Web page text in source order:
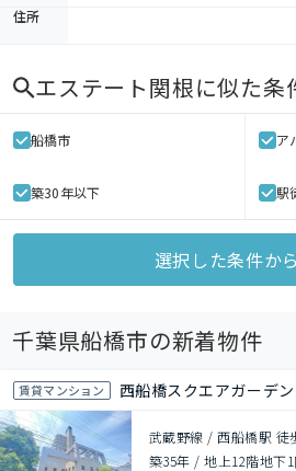
住所
エステート関根に似た条
船橋市 ア
築30年以下 駅
選択した条件か
千葉県船橋市の新着物件
賃貸マンション 西船橋スクエアガーデン
武蔵野線 / 西船橋駅 徒
築35年 /地上12階地下